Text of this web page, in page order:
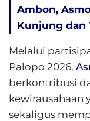
Ambon,
Kunjung dan
Melalui
Palopo 2026,
berkontribusi
kewirausahaan
sekaligus